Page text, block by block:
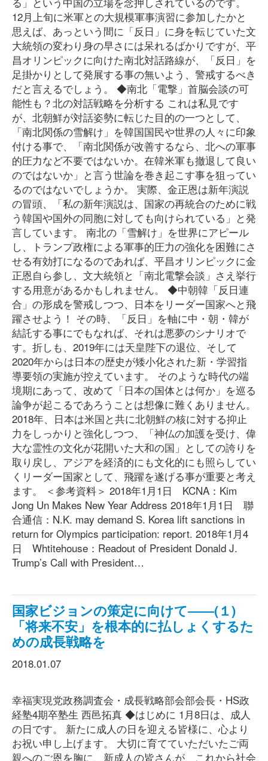
12月上旬に米軍との大規模軍事演習に参加したかと
思えば、あっという間に「反日」に身を転じていた文
大統領の変わり身の早さには呆れるばかりですが、平
昌オリンピックに向けた南北対話路線が、「反日」を
足掛かりとして発展する事の無いよう、警戒するべき
だと言えるでしょう。 ◆南北「電撃」首脳会談の可
能性も？北の対話戦略を分析する これは私見です
が、北朝鮮が対話姿勢に転じた目的の一つとして、
「南北関係の雪解け」を韓国国民や世界の人々に印象
付ける事で、「南北関係が改善するなら、北への軍事
的圧力など不要ではないか。在韓米軍も撤退して良い
のではないか」と言う世論を巻き起こす事を狙ってい
るのではないでしょうか。 実際、金正恩は新年演説
の冒頭、「私の新年演説は、国家の再統合のために戦
う韓国や国外の同胞に対しても向けられている」と発
言しています。 南北の「雪解け」を世界にアピール
し、トランプ政権による軍事的圧力の強化を困難にさ
せる有効打になるのであれば、平昌オリンピックに金
正恩自ら参し、文大統領と「南北電撃会談」さえ挙行
する用意があるかもしれません。 ◆中朝韓「反日連
合」の形成を警戒しつつ、日本をリーダー国家へと飛
躍させよう！ その時、「反日」を軸に中・朝・韓が
結託する事にでもなれば、それは悪夢のシナリオで
す。折しも、2019年には天皇陛下の退位、そして
2020年からは日本の歴史が矮小化された新・学習指
導要領の実施が控えています。 そのような時代の端
境期にあって、改めて「日本の国体とは何か」を巡る
論争が起こるであろうことは想像に難くありません。
2018年、日本は米国と共に北朝鮮の核に対する抑止
力をしっかりと強化しつつ、「神仏の加護を受け、偉
大な霊性の文化が花開いた大和の国」としての誇りを
取り戻し、アジアを経済的にも文化的にも照らしてい
くリーダー国家として、飛躍を遂げる事が重要と考え
ます。 ＜参考資料＞ 2018年1月1日 KCNA：Kim
Jong Un Makes New Year Address 2018年1月1日 聯
合通信：N.K. may demand S. Korea lift sanctions in
return for Olympics participation: report. 2018年1月4
日 Whtitehouse：Readout of President Donald J.
Trump’s Call with President…
国家ビジョンの策定に向けて――(１)
「将来不安」を根本的に払しょくするた
めの成長戦略を
2018.01.07
幸福実現党政務調査会・成長戦略部会部会長・HS政
経塾4期卒塾生 西邑拓真 ◆はじめに 1月8日は、成人
の日です。 新たに成人の日を迎える皆様に、心より
お祝い申し上げます。 大切に育てていただいたご両
親へのご恩を胸に、新成人の皆さんが、これから社会